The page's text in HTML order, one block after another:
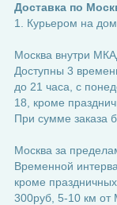
Доставка по
1. Курьером на дом.
Москва внутри
Доступны 3
до 21 часа, с
18, кроме
При сумме заказа
Москва за
Временной
кроме
300руб, 5-10 км от